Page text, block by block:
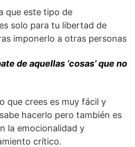
que este tipo de
solo para tu libertad de
imponerlo a otras personas
de aquellas ‘cosas’ que no
que crees es muy fácil y
hacerlo pero también es
la emocionalidad y
crítico.